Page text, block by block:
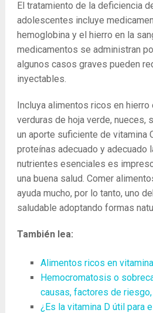
El tratamiento de la deficiencia
adolescentes incluye
hemoglobina y el hierro en la
medicamentos se administran
algunos casos graves pueden
inyectables.
Incluya alimentos ricos en
verduras de hoja verde, nueces,
un aporte suficiente de vitamina
proteínas adecuado y adecuado
nutrientes esenciales es
una buena salud. Comer
ayuda mucho, por lo tanto, uno
saludable adoptando formas
También lea:
Alimentos ricos en
Hemocromatosis o
causas, factores de
¿Es la vitamina D útil para